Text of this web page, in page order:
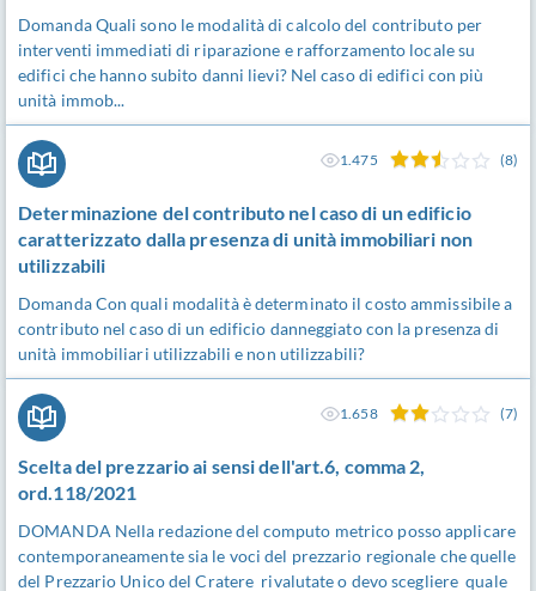
Domanda Quali sono le modalità di calcolo del contributo per
interventi immediati di riparazione e rafforzamento locale su
edifici che hanno subito danni lievi? Nel caso di edifici con più
unità immob...
Determinazione del contributo nel caso di un edificio
caratterizzato dalla presenza di unità immobiliari non
utilizzabili
Domanda Con quali modalità è determinato il costo ammissibile a
contributo nel caso di un edificio danneggiato con la presenza di
unità immobiliari utilizzabili e non utilizzabili?
1.475 (8)
Scelta del prezzario ai sensi dell'art.6, comma 2,
ord.118/2021
DOMANDA Nella redazione del computo metrico posso applicare
contemporaneamente sia le voci del prezzario regionale che quelle
del Prezzario Unico del Cratere rivalutate o devo scegliere quale
1.658 (7)